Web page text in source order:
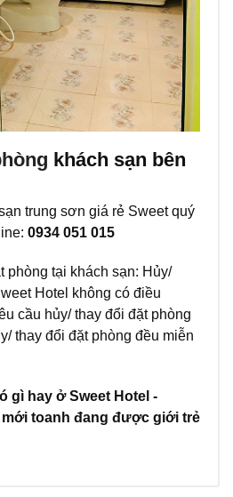
khách sạn bên
trung sơn giá rẻ Sweet quý
0934 051 015
phòng tại khách sạn: Hủy/
Hotel không có điều
cầu hủy/ thay đổi đặt phòng
thay đổi đặt phòng đều miễn
gì hay ở Sweet Hotel -
mới toanh đang được giới trẻ